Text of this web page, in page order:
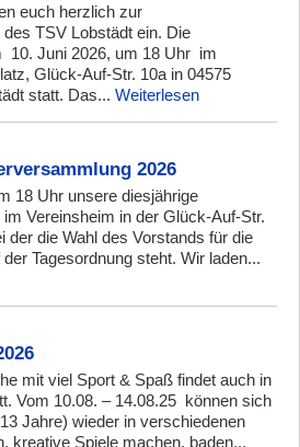
euch herzlich zur
TSV Lobstädt ein. Die
10. Juni 2026, um 18 Uhr im
Glück-Auf-Str. 10a in 04575
statt. Das... Weiterlesen
2026
18 Uhr unsere diesjährige
Vereinsheim in der Glück-Auf-Str.
der die Wahl des Vorstands für die
Tagesordnung steht. Wir laden...
mit viel Sport & Spaß findet auch in
Vom 10.08. – 14.08.25 können sich
Jahre) wieder in verschiedenen
kreative Spiele machen, baden...